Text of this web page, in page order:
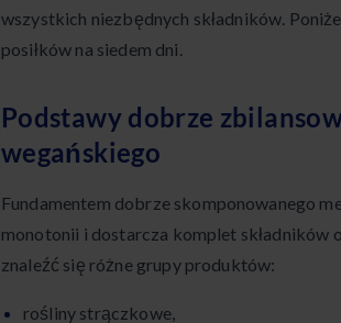
wszystkich niezbędnych składników.
posiłków na siedem dni.
Podstawy dobrze
wegańskiego
Fundamentem dobrze skomponowanego
monotonii i dostarcza komplet składników
znaleźć się różne grupy produktów:
rośliny strączkowe,